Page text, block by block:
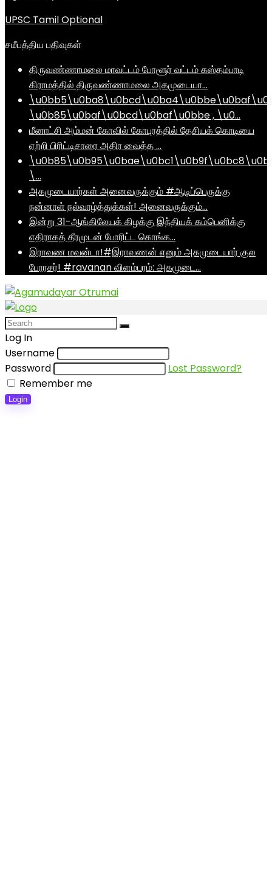
UPSC Tamil Optional
சமீபத்திய பதிவுகள்
திருவண்ணாமலை மாவட்டம் போளூர் வட்டம் கஸ்தம்பாடி
கிராமத்தில் திருவண்ணாமலை அகமுடையா…
\u0b85\u0baf\u0bcd\u0baf\u0bbe , \u0…
மீனாட்சி அம்மன் கோவில் கோபுரத்தில் தேசியக் கொடியை
ஏற்றி பிரிட்டிசாரை அதிர வைத்த …
\…
அகமுடையார்கள் அனைவருக்கும் #ஆடிப்பெருக்கு
நன்னாள் நல்வாழ்த்துக்கள்! அனைவருக்கும்…
இன்று 31-ஆங்கிலேயக் கிழக்கு இந்தியக் கம்பெனிக்கு
எதிராகத் தீரமுடன் போரிட்ட கொங்க…
இராவண மவன்டா!#இராவணன் எனும் அகமுடையார் குல
பேரரசர்! #ravanan விளம்பரம்: அகமுடை…
Log In
Username
Password
Lost Password?
Remember me
Login